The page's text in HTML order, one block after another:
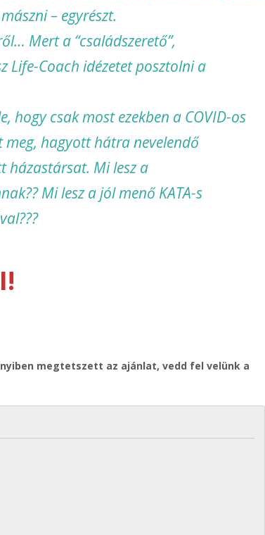
– egyrészt.
Mert a “családszerető”,
Life-Coach idézetet posztolni a
hogy csak most ezekben a COVID-os
meg, hagyott hátra nevelendő
házastársat. Mi lesz a
Mi lesz a jól menő KATA-s
megtetszett az ajánlat, vedd fel velünk a